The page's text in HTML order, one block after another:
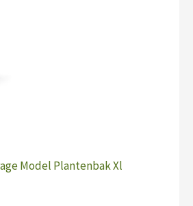
Model Plantenbak Xl